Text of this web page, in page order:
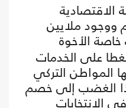
الاقتصادية
ووجود ملايين
الأخوة
على الخدمات
المواطن التركي
الغضب إلى خصم
الانتخابات